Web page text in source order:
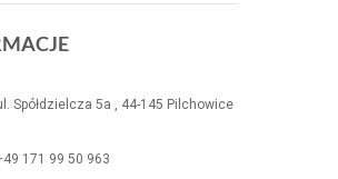
Spółdzielcza 5a , 44-145 Pilchowice
171 99 50 963